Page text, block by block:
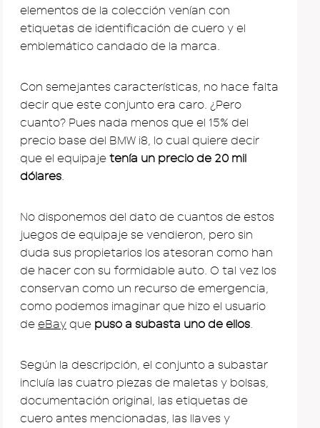
elementos de la colección venían con
etiquetas de identificación de cuero y el
emblemático candado de la marca.
Con semejantes características, no hace falta
decir que este conjunto era caro. ¿Pero
cuanto? Pues nada menos que el 15% del
precio base del BMW i8, lo cual quiere decir
que el equipaje tenía un precio de 20 mil
dólares.
No disponemos del dato de cuantos de estos
juegos de equipaje se vendieron, pero sin
duda sus propietarios los atesoran como han
de hacer con su formidable auto. O tal vez los
conservan como un recurso de emergencia,
como podemos imaginar que hizo el usuario
de eBay que puso a subasta uno de ellos.
Según la descripción, el conjunto a subastar
incluía las cuatro piezas de maletas y bolsas,
documentación original, las etiquetas de
cuero antes mencionadas, las llaves y